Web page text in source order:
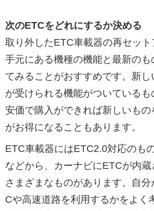
次のETCをどれにするか決める
取り外したETC車載器の再セット
手元にある機種の機能と最新の
てみることがおすすめです。新し
が受けられる機能がついているも
安価で購入ができれば新しいもの
がお得になることもあります。
ETC車載器にはETC2.0対応のも
などから、カーナビにETCが内
さまざまなものがあります。自
Cや高速道路を利用するかをよく